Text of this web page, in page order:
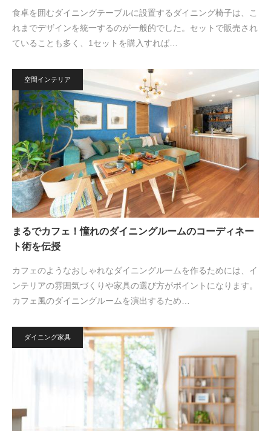
食卓を囲むダイニングテーブルに設置するダイニング椅子は、こ
れまでデザインを統一するのが一般的でした。セットで販売され
ていることも多く、1セットを購入すれば…
空間インテリア
まるでカフェ！憧れのダイニングルームのコーディネー
ト術を伝授
カフェのようなおしゃれなダイニングルームを作るためには、イ
ンテリアの雰囲気づくりや家具の選び方がポイントになります。
カフェ風のダイニングルームを演出するため…
ダイニング家具